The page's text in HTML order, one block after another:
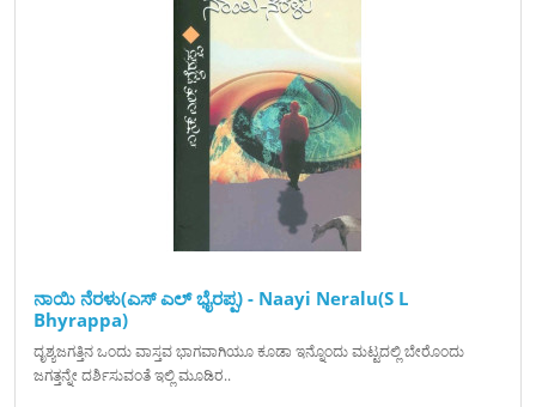
ನಾಯಿ ನೆರಳು(ಎಸ್ ಎಲ್ ಭೈರಪ್ಪ) - Naayi Neralu(S L
Bhyrappa)
ದೃಶ್ಯಜಗತ್ತಿನ ಒಂದು ವಾಸ್ತವ ಭಾಗವಾಗಿಯೂ ಕೂಡಾ ಇನ್ನೊಂದು ಮಟ್ಟದಲ್ಲಿ ಬೇರೊಂದು
ಜಗತ್ತನ್ನೇ ದರ್ಶಿಸುವಂತೆ ಇಲ್ಲಿ ಮೂಡಿರ..